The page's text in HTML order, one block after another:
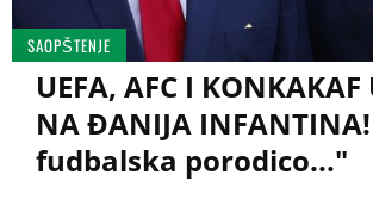
SAOPŠTENJE
UEFA, AFC I
NA ĐANIJA
fudbalska porodico..."